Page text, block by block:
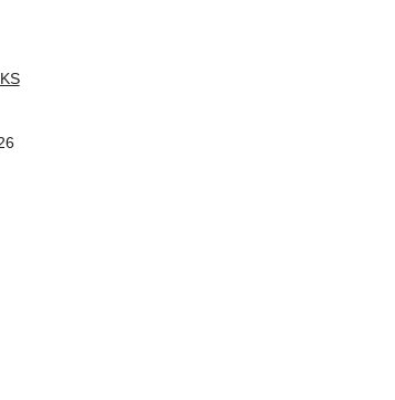
編（ルール・対局者紹介／実戦）■著者渋川難波（シ
行時のものを表示しています。